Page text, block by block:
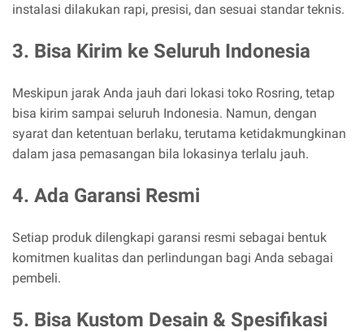
instalasi dilakukan rapi, presisi, dan sesuai standar teknis.
3. Bisa Kirim ke Seluruh Indonesia
Meskipun jarak Anda jauh dari lokasi toko Rosring, tetap
bisa kirim sampai seluruh Indonesia. Namun, dengan
syarat dan ketentuan berlaku, terutama ketidakmungkinan
dalam jasa pemasangan bila lokasinya terlalu jauh.
4. Ada Garansi Resmi
Setiap produk dilengkapi garansi resmi sebagai bentuk
komitmen kualitas dan perlindungan bagi Anda sebagai
pembeli.
5. Bisa Kustom Desain & Spesifikasi